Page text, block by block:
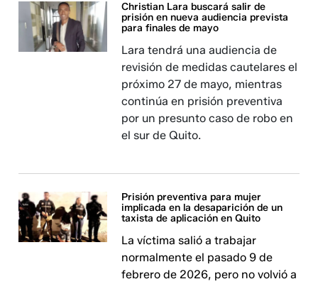
Christian Lara buscará salir de
prisión en nueva audiencia prevista
para finales de mayo
Lara tendrá una audiencia de
revisión de medidas cautelares el
próximo 27 de mayo, mientras
continúa en prisión preventiva
por un presunto caso de robo en
el sur de Quito.
Prisión preventiva para mujer
implicada en la desaparición de un
taxista de aplicación en Quito
La víctima salió a trabajar
normalmente el pasado 9 de
febrero de 2026, pero no volvió a